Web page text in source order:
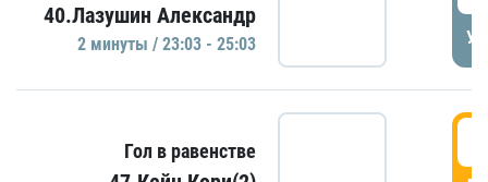
40.Лазушин Александр
2 минуты / 23:03 - 25:03
Гол в равенстве